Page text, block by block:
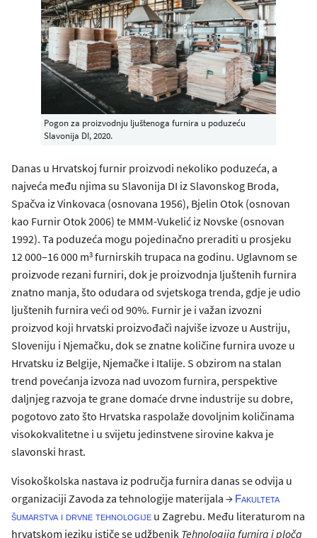
Pogon za proizvodnju ljuštenoga furnira u poduzeću
Slavonija DI, 2020.
Danas u Hrvatskoj furnir proizvodi nekoliko poduzeća, a
najveća među njima su Slavonija DI iz Slavonskog Broda,
Spačva iz Vinkovaca (osnovana 1956), Bjelin Otok (osnovan
kao Furnir Otok 2006) te MMM-Vukelić iz Novske (osnovan
1992). Ta poduzeća mogu pojedinačno preraditi u prosjeku
12 000‒16 000 m3 furnirskih trupaca na godinu. Uglavnom se
proizvode rezani furniri, dok je proizvodnja ljuštenih furnira
znatno manja, što odudara od svjetskoga trenda, gdje je udio
ljuštenih furnira veći od 90%. Furnir je i važan izvozni
proizvod koji hrvatski proizvođači najviše izvoze u Austriju,
Sloveniju i Njemačku, dok se znatne količine furnira uvoze u
Hrvatsku iz Belgije, Njemačke i Italije. S obzirom na stalan
trend povećanja izvoza nad uvozom furnira, perspektive
daljnjeg razvoja te grane domaće drvne industrije su dobre,
pogotovo zato što Hrvatska raspolaže dovoljnim količinama
visokokvalitetne i u svijetu jedinstvene sirovine kakva je
slavonski hrast.
Visokoškolska nastava iz područja furnira danas se odvija u
organizaciji Zavoda za tehnologije materijala → Fakulteta
šumarstva i drvne tehnologije u Zagrebu. Među literaturom na
hrvatskom jeziku ističe se udžbenik Tehnologija furnira i ploča